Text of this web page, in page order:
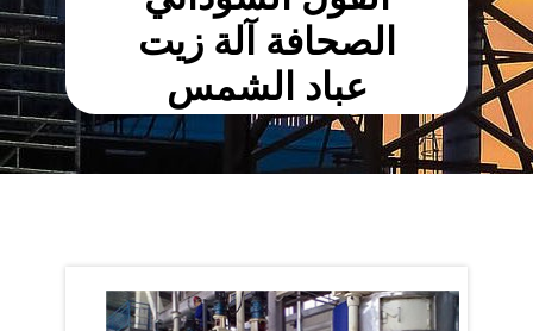
الصحافة آلة زيت
عباد الشمس